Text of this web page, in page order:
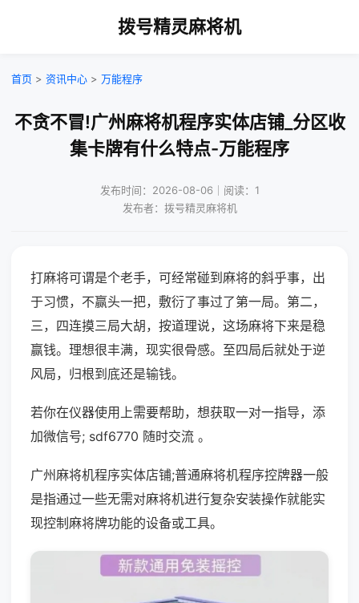
拨号精灵麻将机
首页 > 资讯中心 > 万能程序
不贪不冒!广州麻将机程序实体店铺_分区收
集卡牌有什么特点-万能程序
发布时间：2026-08-06｜阅读：1
发布者：拨号精灵麻将机
打麻将可谓是个老手，可经常碰到麻将的斜乎事，出
于习惯，不赢头一把，敷衍了事过了第一局。第二，
三，四连摸三局大胡，按道理说，这场麻将下来是稳
赢钱。理想很丰满，现实很骨感。至四局后就处于逆
风局，归根到底还是输钱。
若你在仪器使用上需要帮助，想获取一对一指导，添
加微信号; sdf6770 随时交流 。
广州麻将机程序实体店铺;普通麻将机程序控牌器一般
是指通过一些无需对麻将机进行复杂安装操作就能实
现控制麻将牌功能的设备或工具。